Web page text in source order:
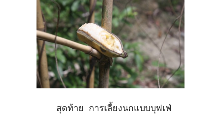
สุดท้าย การเลี้ยงนกแบบบุฟเฟ่